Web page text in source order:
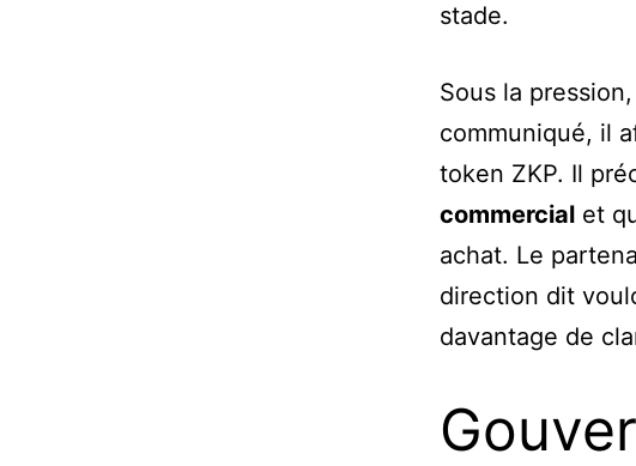
stade.
Sous la
communiqué, il
token ZKP. Il
commercial et
achat. Le
direction dit
davantage de